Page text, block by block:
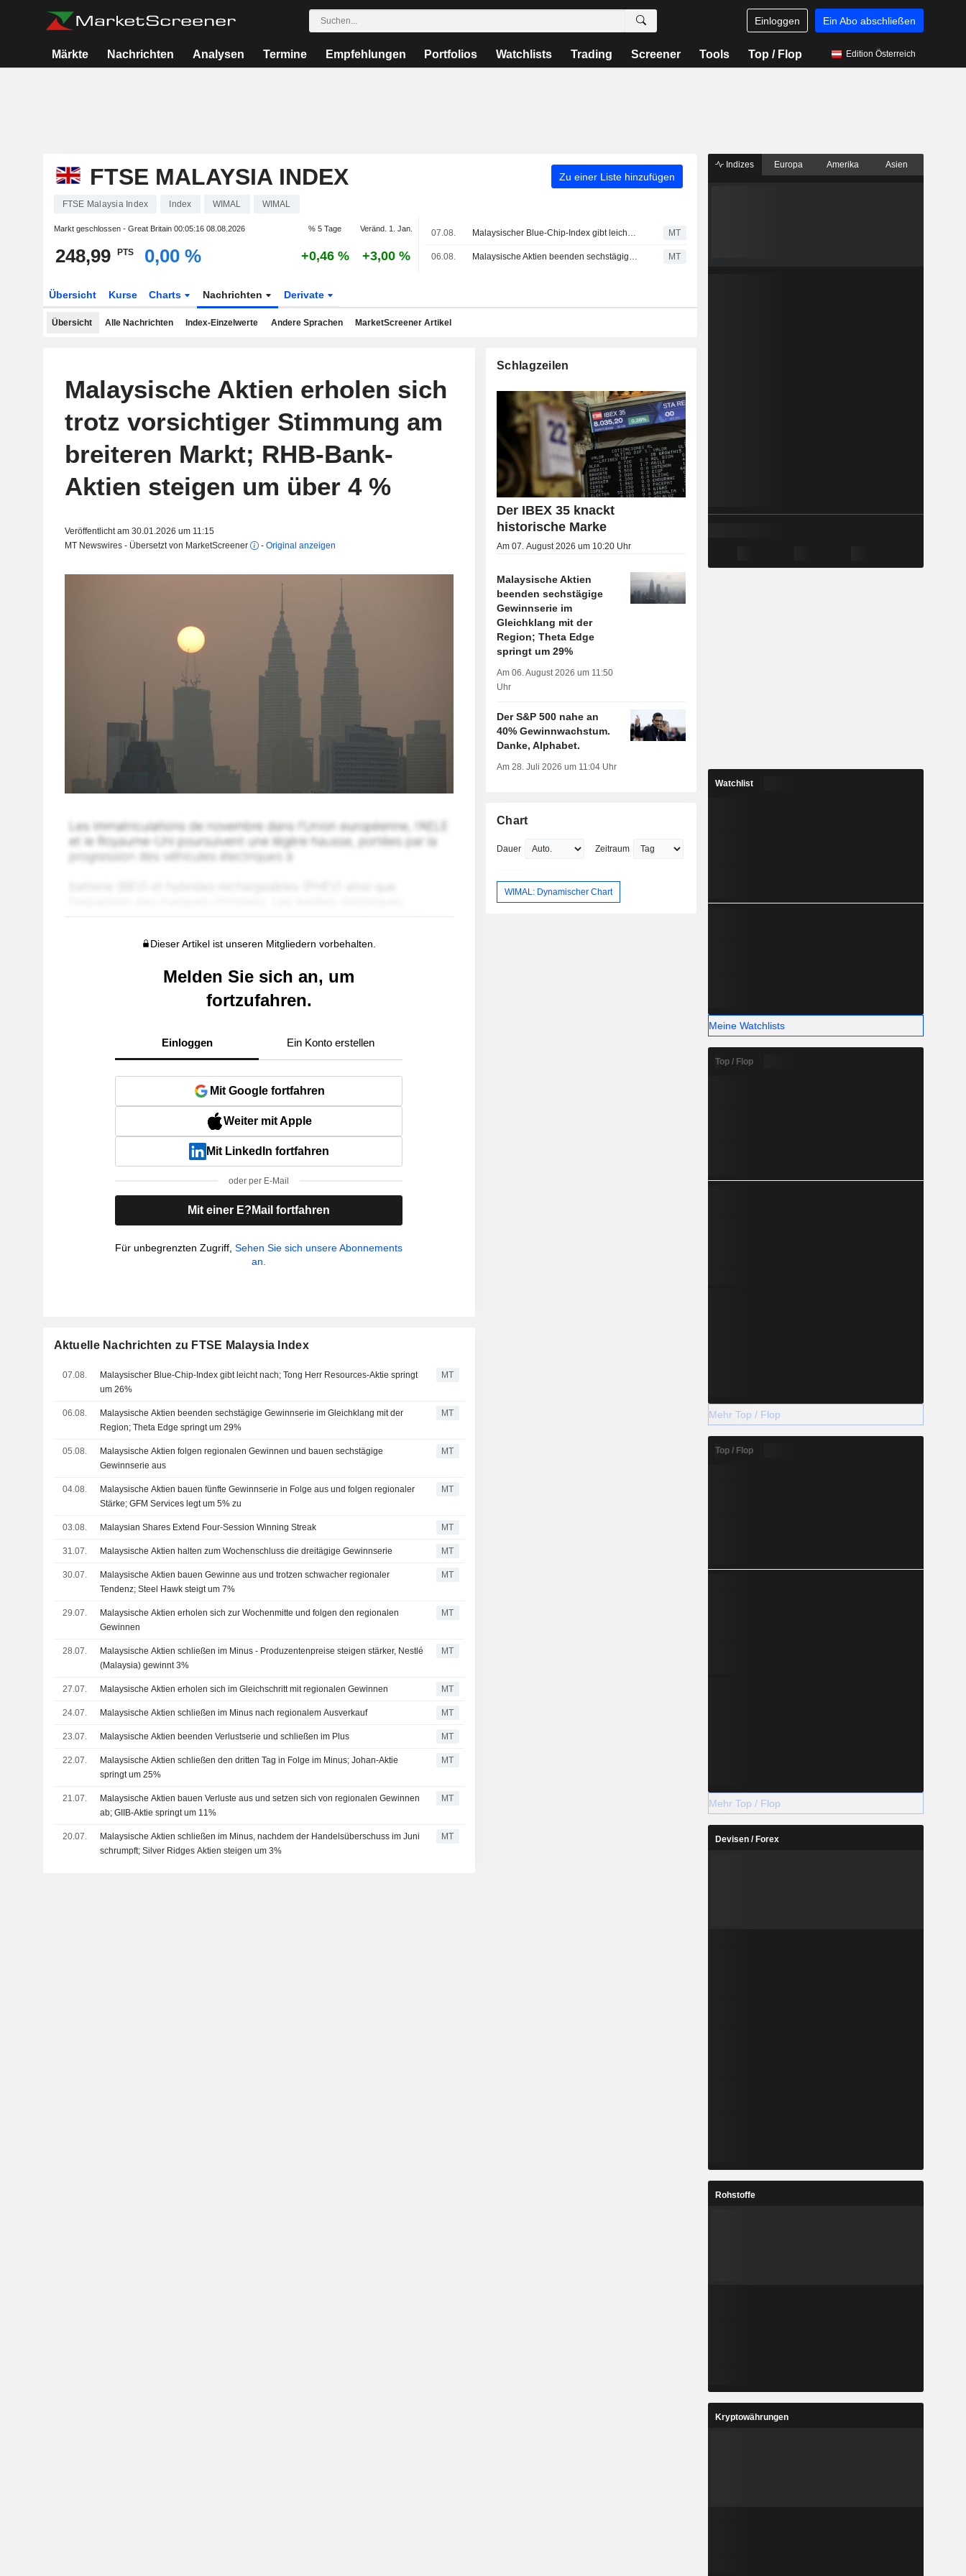
Einloggen Ein Abo abschließen
Märkte Nachrichten Analysen Termine Empfehlungen Portfolios Watchlists Trading Screener Tools Top / Flop Edition Österreich
FTSE MALAYSIA INDEX Zu einer Liste hinzufügen
FTSE Malaysia Index Index WIMAL WIMAL
Markt geschlossen - Great Britain 00:05:16 08.08.2026 % 5 Tage Veränd. 1. Jan.
248,99 PTS 0,00 % +0,46 % +3,00 %
07.08. Malaysischer Blue-Chip-Index gibt leicht nach; Tong Herr Resources-Aktie springt um 26% MT
06.08. Malaysische Aktien beenden sechstägige Gewinnserie im Gleichklang mit der Region; Theta Edge springt um 29% MT
Übersicht Kurse Charts Nachrichten Derivate
Übersicht Alle Nachrichten Index-Einzelwerte Andere Sprachen MarketScreener Artikel
Malaysische Aktien erholen sich
trotz vorsichtiger Stimmung am
breiteren Markt; RHB-Bank-
Aktien steigen um über 4 %
Veröffentlicht am 30.01.2026 um 11:15
MT Newswires - Übersetzt von MarketScreener
- Original anzeigen
Dieser Artikel ist unseren Mitgliedern vorbehalten.
Melden Sie sich an, um
fortzufahren.
Einloggen Ein Konto erstellen
Mit Google fortfahren
Weiter mit Apple
Mit LinkedIn fortfahren
oder per E-Mail
Mit einer E?Mail fortfahren
Für unbegrenzten Zugriff,Sehen Sie sich unsere Abonnements
an.
Aktuelle Nachrichten zu FTSE Malaysia Index
07.08.
Malaysischer Blue-Chip-Index gibt leicht nach; Tong Herr Resources-Aktie springt
um 26%
MT
06.08.
Malaysische Aktien beenden sechstägige Gewinnserie im Gleichklang mit der
Region; Theta Edge springt um 29%
MT
05.08.
Malaysische Aktien folgen regionalen Gewinnen und bauen sechstägige
Gewinnserie aus
MT
04.08.
Malaysische Aktien bauen fünfte Gewinnserie in Folge aus und folgen regionaler
Stärke; GFM Services legt um 5% zu
MT
03.08. Malaysian Shares Extend Four-Session Winning Streak MT
31.07. Malaysische Aktien halten zum Wochenschluss die dreitägige Gewinnserie MT
30.07.
Malaysische Aktien bauen Gewinne aus und trotzen schwacher regionaler
Tendenz; Steel Hawk steigt um 7%
MT
29.07.
Malaysische Aktien erholen sich zur Wochenmitte und folgen den regionalen
Gewinnen
MT
28.07.
Malaysische Aktien schließen im Minus - Produzentenpreise steigen stärker, Nestlé
(Malaysia) gewinnt 3%
MT
27.07. Malaysische Aktien erholen sich im Gleichschritt mit regionalen Gewinnen MT
24.07. Malaysische Aktien schließen im Minus nach regionalem Ausverkauf MT
23.07. Malaysische Aktien beenden Verlustserie und schließen im Plus MT
22.07.
Malaysische Aktien schließen den dritten Tag in Folge im Minus; Johan-Aktie
springt um 25%
MT
21.07.
Malaysische Aktien bauen Verluste aus und setzen sich von regionalen Gewinnen
ab; GIIB-Aktie springt um 11%
MT
20.07.
Malaysische Aktien schließen im Minus, nachdem der Handelsüberschuss im Juni
schrumpft; Silver Ridges Aktien steigen um 3%
MT
Schlagzeilen
Der IBEX 35 knackt
historische Marke
Am 07. August 2026 um 10:20 Uhr
Malaysische Aktien
beenden sechstägige
Gewinnserie im
Gleichklang mit der
Region; Theta Edge
springt um 29%
Am 06. August 2026 um 11:50
Uhr
Der S&P 500 nahe an
40% Gewinnwachstum.
Danke, Alphabet.
Am 28. Juli 2026 um 11:04 Uhr
Chart
Dauer Zeitraum
WIMAL: Dynamischer Chart
Indizes Europa Amerika Asien
Watchlist
Meine Watchlists
Top / Flop
Mehr Top / Flop
Top / Flop
Mehr Top / Flop
Devisen / Forex
Rohstoffe
Kryptowährungen